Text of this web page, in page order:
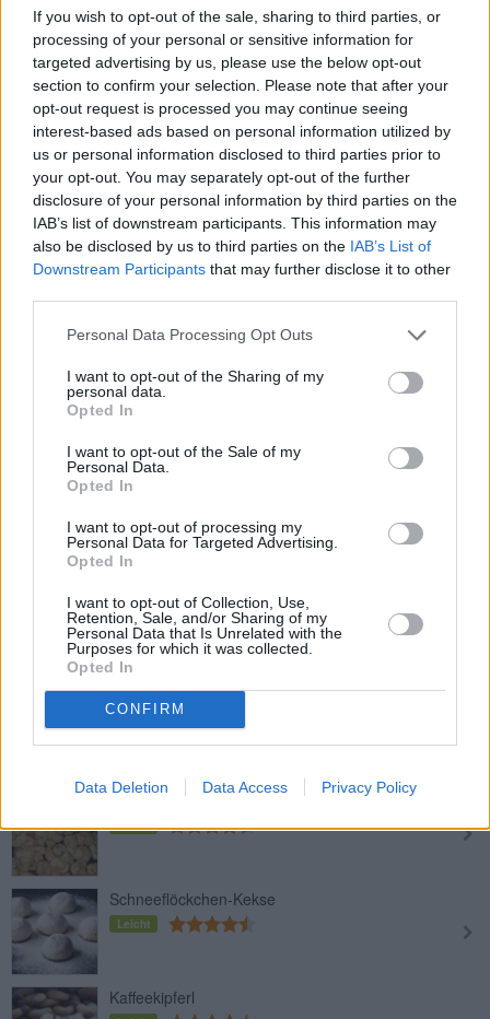
If you wish to opt-out of the sale, sharing to third parties, or
processing of your personal or sensitive information for
targeted advertising by us, please use the below opt-out
section to confirm your selection. Please note that after your
opt-out request is processed you may continue seeing
interest-based ads based on personal information utilized by
us or personal information disclosed to third parties prior to
your opt-out. You may separately opt-out of the further
disclosure of your personal information by third parties on the
IAB’s list of downstream participants. This information may
also be disclosed by us to third parties on the IAB’s List of
Downstream Participants that may further disclose it to other
Personal Data Processing Opt Outs
I want to opt-out of the Sharing of my
personal data.
Opted In
I want to opt-out of the Sale of my
Personal Data.
Opted In
I want to opt-out of processing my
Personal Data for Targeted Advertising.
Opted In
I want to opt-out of Collection, Use,
Retention, Sale, and/or Sharing of my
Personal Data that Is Unrelated with the
Purposes for which it was collected.
Opted In
CONFIRM
Data Deletion Data Access Privacy Policy
Oma's einfache Weihnachtskekse
Leicht
Schoko-Schneebälle
Leicht
Kaffeebusserl
Linzer Sterne
Leicht
Hausfreunde Weihnachtsgebäck
Leicht
Macadamia Kekse
Leicht
Anismonde
Leicht
Anisbögen mit Butter
Leicht
Schneeflöckchen-Kekse
Leicht
Kaffeekipferl